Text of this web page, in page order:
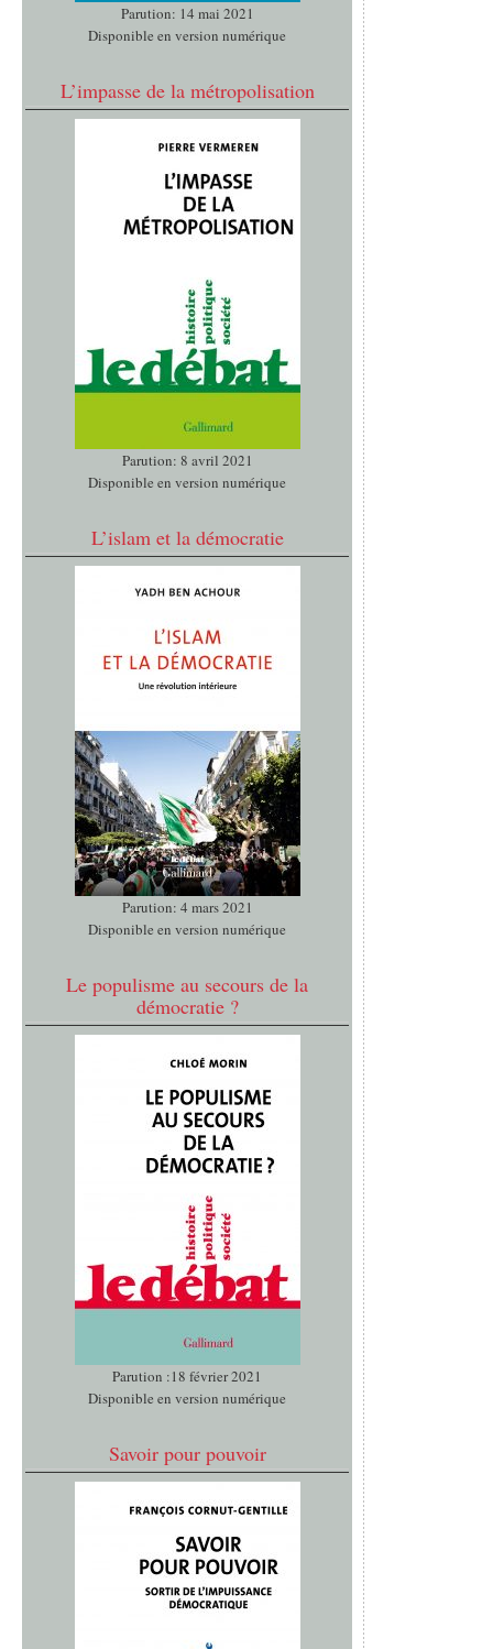
Parution: 14 mai 2021
Disponible en version numérique
L’impasse de la métropolisation
Parution: 8 avril 2021
Disponible en version numérique
L’islam et la démocratie
Parution: 4 mars 2021
Disponible en version numérique
Le populisme au secours de la
démocratie ?
Parution :18 février 2021
Disponible en version numérique
Savoir pour pouvoir